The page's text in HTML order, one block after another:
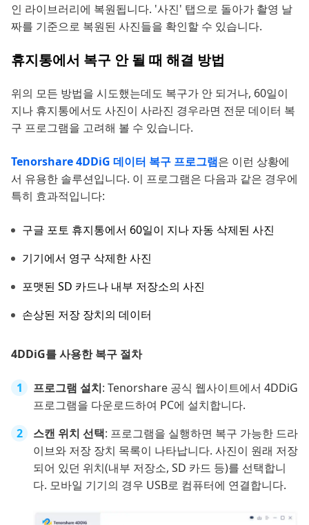
인 라이브러리에 복원됩니다. '사진' 탭으로 돌아가 촬영 날
짜를 기준으로 복원된 사진들을 확인할 수 있습니다.
휴지통에서 복구 안 될 때 해결 방법
위의 모든 방법을 시도했는데도 복구가 안 되거나, 60일이
지나 휴지통에서도 사진이 사라진 경우라면 전문 데이터 복
구 프로그램을 고려해 볼 수 있습니다.
Tenorshare 4DDiG 데이터 복구 프로그램은 이런 상황에
서 유용한 솔루션입니다. 이 프로그램은 다음과 같은 경우에
특히 효과적입니다:
구글 포토 휴지통에서 60일이 지나 자동 삭제된 사진
기기에서 영구 삭제한 사진
포맷된 SD 카드나 내부 저장소의 사진
손상된 저장 장치의 데이터
4DDiG를 사용한 복구 절차
프로그램 설치: Tenorshare 공식 웹사이트에서 4DDiG
프로그램을 다운로드하여 PC에 설치합니다.
스캔 위치 선택: 프로그램을 실행하면 복구 가능한 드라
이브와 저장 장치 목록이 나타납니다. 사진이 원래 저장
되어 있던 위치(내부 저장소, SD 카드 등)를 선택합니
다. 모바일 기기의 경우 USB로 컴퓨터에 연결합니다.